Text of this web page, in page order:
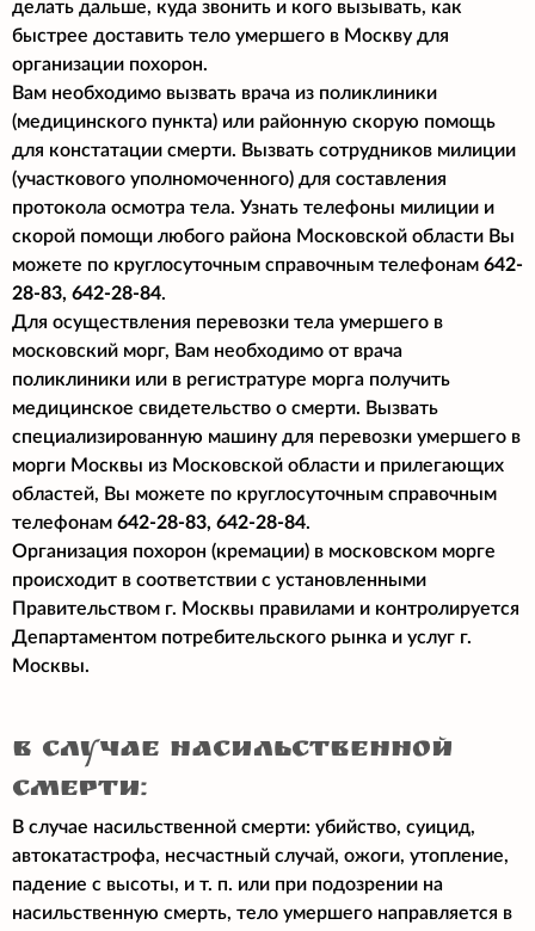
делать дальше, куда звонить и кого вызывать, как
быстрее доставить тело умершего в Москву для
организации похорон.
Вам необходимо вызвать врача из поликлиники
(медицинского пункта) или районную скорую помощь
для констатации смерти. Вызвать сотрудников милиции
(участкового уполномоченного) для составления
протокола осмотра тела. Узнать телефоны милиции и
скорой помощи любого района Московской области Вы
можете по круглосуточным справочным телефонам 642-
28-83, 642-28-84.
Для осуществления перевозки тела умершего в
московский морг, Вам необходимо от врача
поликлиники или в регистратуре морга получить
медицинское свидетельство о смерти. Вызвать
специализированную машину для перевозки умершего в
морги Москвы из Московской области и прилегающих
областей, Вы можете по круглосуточным справочным
телефонам 642-28-83, 642-28-84.
Организация похорон (кремации) в московском морге
происходит в соответствии с установленными
Правительством г. Москвы правилами и контролируется
Департаментом потребительского рынка и услуг г.
Москвы.
в случае насильственной
смерти:
В случае насильственной смерти: убийство, суицид,
автокатастрофа, несчастный случай, ожоги, утопление,
падение с высоты, и т. п. или при подозрении на
насильственную смерть, тело умершего направляется в